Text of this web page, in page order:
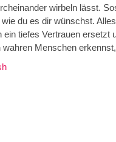
wirbeln lässt.
du es dir wünschst.
tiefes Vertrauen ersetzt
Menschen